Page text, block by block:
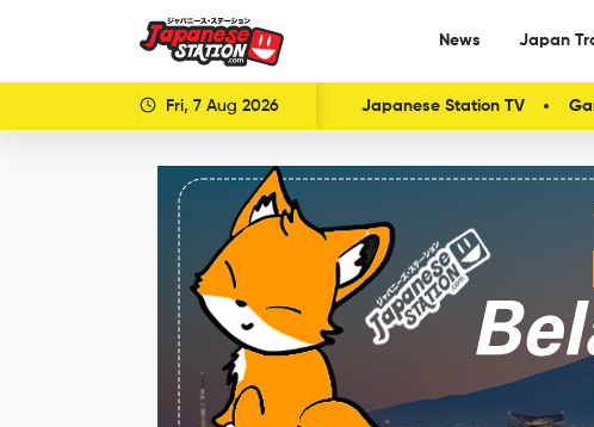
News Japan
Fri, 7 Aug 2026 Japanese Station TV